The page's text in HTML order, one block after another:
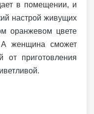
в помещении, и
настрой живущих
оранжевом цвете
А женщина сможет
от приготовления